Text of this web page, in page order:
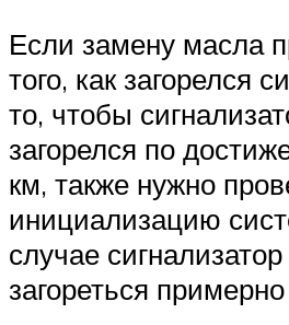
Если замену масла
того, как загорелся
то, чтобы
загорелся по
км, также нужно
инициализацию
случае
загореться